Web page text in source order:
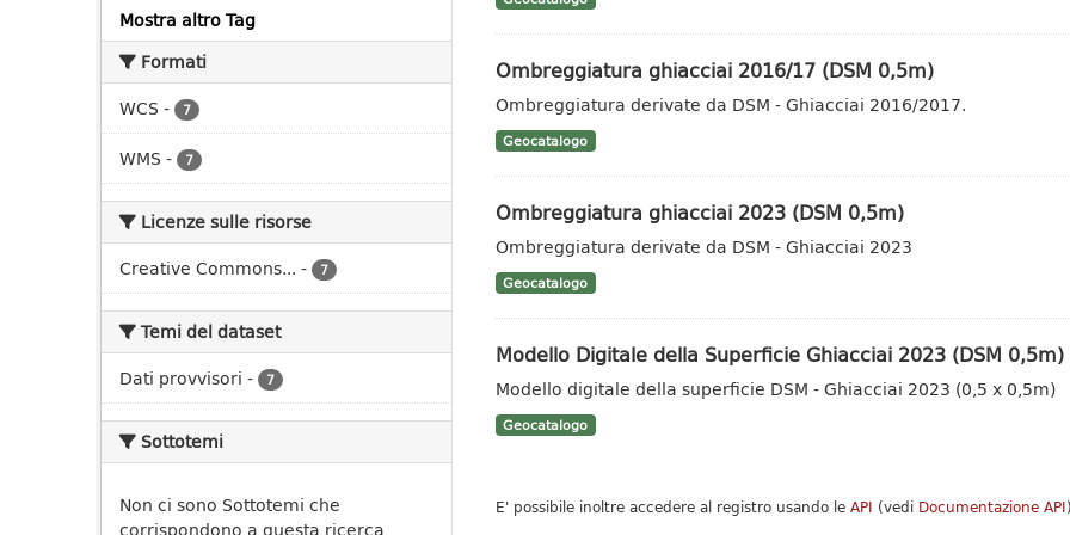
Mostra altro Tag
Formati
WCS - 7
WMS - 7
Licenze sulle risorse
Creative Commons... - 7
Temi del dataset
Dati provvisori - 7
Sottotemi
Non ci sono Sottotemi che
corrispondono a questa ricerca
Ombreggiatura ghiacciai 2016/17 (DSM 0,5m)
Ombreggiatura derivate da DSM - Ghiacciai 2016/2017.
Geocatalogo
Ombreggiatura ghiacciai 2023 (DSM 0,5m)
Ombreggiatura derivate da DSM - Ghiacciai 2023
Geocatalogo
Modello Digitale della Superficie Ghiacciai 2023 (DSM 0,5m)
Modello digitale della superficie DSM - Ghiacciai 2023 (0,5 x 0,5m)
Geocatalogo
E' possibile inoltre accedere al registro usando le API (vedi Documentazione API